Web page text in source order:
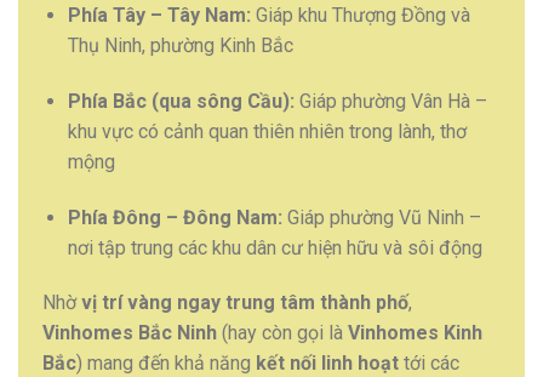
Phía Tây – Tây Nam: Giáp khu Thượng Đồng và
Thụ Ninh, phường Kinh Bắc
Phía Bắc (qua sông Cầu): Giáp phường Vân Hà –
khu vực có cảnh quan thiên nhiên trong lành, thơ
mộng
Phía Đông – Đông Nam: Giáp phường Vũ Ninh –
nơi tập trung các khu dân cư hiện hữu và sôi động
Nhờvị trí vàng ngay trung tâm thành phố,
Vinhomes Bắc Ninh (hay còn gọi là Vinhomes Kinh
Bắc) mang đến khả năng kết nối linh hoạt tới các